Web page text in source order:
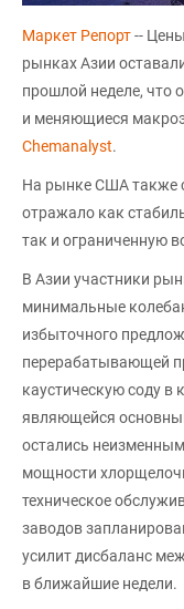
Маркет Репорт--
рынках Азии
прошлой неделе, что
и меняющиеся
Chemanalyst.
На рынке США также
отражало как
так и ограниченную
В Азии участники
минимальные
избыточного
перерабатывающей
каустическую соду в
являющейся
остались
мощности
техническое
заводов
усилит дисбаланс
в ближайшие недели.